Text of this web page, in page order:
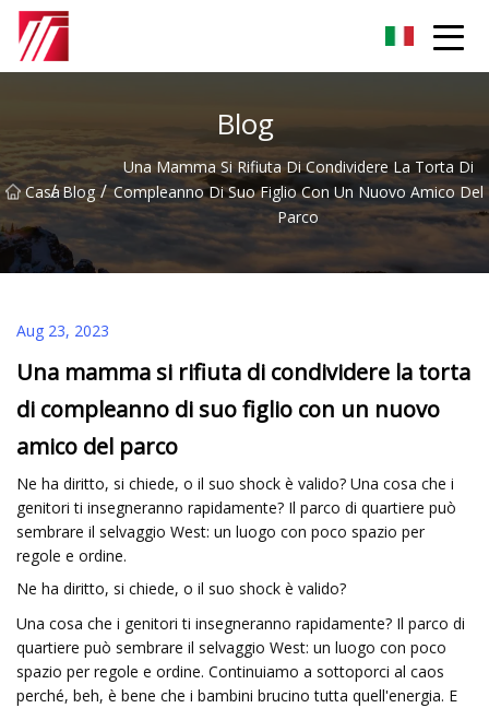
Blog
Casa
/ Blog /
Una Mamma Si Rifiuta Di Condividere La Torta Di
Compleanno Di Suo Figlio Con Un Nuovo Amico Del
Parco
Aug 23, 2023
Una mamma si rifiuta di condividere la torta
di compleanno di suo figlio con un nuovo
amico del parco
Ne ha diritto, si chiede, o il suo shock è valido? Una cosa che i
genitori ti insegneranno rapidamente? Il parco di quartiere può
sembrare il selvaggio West: un luogo con poco spazio per
regole e ordine.
Ne ha diritto, si chiede, o il suo shock è valido?
Una cosa che i genitori ti insegneranno rapidamente? Il parco di
quartiere può sembrare il selvaggio West: un luogo con poco
spazio per regole e ordine. Continuiamo a sottoporci al caos
perché, beh, è ​​bene che i bambini brucino tutta quell'energia. E